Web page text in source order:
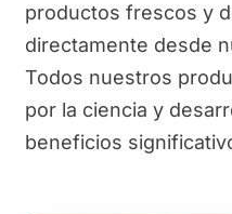
productos frescos y
directamente desde
Todos nuestros
por la ciencia y
beneficios